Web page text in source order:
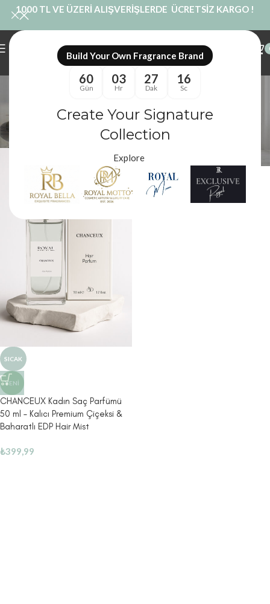
Build Your Own Fragrance Brand
60
Gün
03
Hr
27
Dak
16
Sc
Create Your Signature
Collection
Explore
1000 TL VE ÜZERİ ALIŞVERİŞLERDE ÜCRETSİZ KARGO !
hair mist önerileri
Royal Mum
Ürünler “hair mist önerileri” olarak etiketlendi
SICAK
YENI
CHANCEUX Kadın Saç Parfümü
50 ml – Kalıcı Premium Çiçeksi &
Baharatlı EDP Hair Mist
₺399,99